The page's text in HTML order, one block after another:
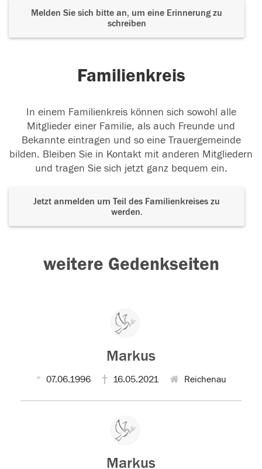
Melden Sie sich bitte an, um eine Erinnerung zu
schreiben
Familienkreis
In einem Familienkreis können sich sowohl alle
Mitglieder einer Familie, als auch Freunde und
Bekannte eintragen und so eine Trauergemeinde
bilden. Bleiben Sie in Kontakt mit anderen Mitgliedern
und tragen Sie sich jetzt ganz bequem ein.
Jetzt anmelden um Teil des Familienkreises zu
werden.
weitere Gedenkseiten
Markus
07.06.1996 16.05.2021 Reichenau
Markus